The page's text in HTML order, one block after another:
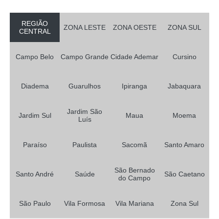
onde fazer renovação da cnh Parque Bristol
onde faz renovação cnh categoria b São João Clímaco
renovação cnh agendamento orçamento Taboão
renovação de cnh orçamento São Bernardo do Campo
REGIÃO
CENTRAL
ZONA LESTE ZONA OESTE ZONA SUL
Campo Belo Campo Grande Cidade Ademar Cursino
Diadema Guarulhos Ipiranga Jabaquara
Jardim Sul
Jardim São
Luís
Maua Moema
Paraíso Paulista Sacomã Santo Amaro
Santo André Saúde
São Bernado
do Campo
São Caetano
São Paulo Vila Formosa Vila Mariana Zona Sul